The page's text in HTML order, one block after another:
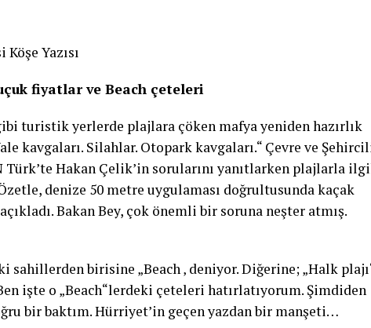
Yazısı
fiyatlar ve Beach çeteleri
turistik yerlerde plajlara çöken mafya yeniden hazırlık
kavgaları. Silahlar. Otopark kavgaları.“ Çevre ve
Türk’te Hakan Çelik’in sorularını yanıtlarken plajlarla
denize 50 metre uygulaması doğrultusunda kaçak
Bakan Bey, çok önemli bir soruna neşter atmış.
birisine „Beach ‚ deniyor. Diğerine; „Halk
işte o „Beach“lerdeki çeteleri hatırlatıyorum. Şimdiden
bir baktım. Hürriyet’in geçen yazdan bir manşeti…